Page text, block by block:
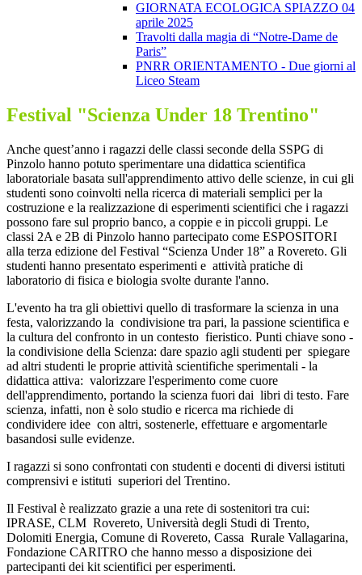
GIORNATA ECOLOGICA SPIAZZO 04
aprile 2025
Travolti dalla magia di “Notre-Dame de
Paris”
PNRR ORIENTAMENTO - Due giorni al
Liceo Steam
Festival "Scienza Under 18 Trentino"
Anche quest’anno i ragazzi delle classi seconde della SSPG di
Pinzolo hanno potuto sperimentare una didattica scientifica
laboratoriale basata sull'apprendimento attivo delle scienze, in cui gli
studenti sono coinvolti nella ricerca di materiali semplici perla
costruzione e la realizzazione di esperimenti scientifici che i ragazzi
possono fare sul proprio banco, a coppie e in piccoli gruppi. Le
classi 2A e 2B di Pinzolo hanno partecipato come ESPOSITORI
alla terza edizione del Festival “Scienza Under 18” a Rovereto. Gli
studenti hanno presentato esperimenti e attività pratiche di
laboratorio di fisica e biologia svolte durante l'anno.
L'evento ha tra gli obiettivi quello di trasformare la scienza in una
festa, valorizzando la condivisione tra pari, la passione scientifica e
la cultura del confronto in un contesto fieristico. Punti chiave sono -
la condivisione della Scienza: dare spazio agli studenti per spiegare
ad altri studenti le proprie attività scientifiche sperimentali - la
didattica attiva: valorizzare l'esperimento come cuore
dell'apprendimento, portando la scienza fuori dai libri di testo. Fare
scienza, infatti, non è solo studio e ricerca ma richiede di
condividere idee con altri, sostenerle, effettuare e argomentarle
basandosi sulle evidenze.
I ragazzi si sono confrontati con studenti e docenti di diversi istituti
comprensivi e istituti superiori del Trentino.
Il Festival è realizzato grazie a una rete di sostenitori tra cui:
IPRASE, CLM Rovereto, Università degli Studi di Trento,
Dolomiti Energia, Comune di Rovereto, Cassa Rurale Vallagarina,
Fondazione CARITRO che hanno messo a disposizione dei
partecipanti dei kit scientifici per esperimenti.